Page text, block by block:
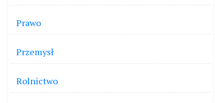
Prawo
Przemysł
Rolnictwo